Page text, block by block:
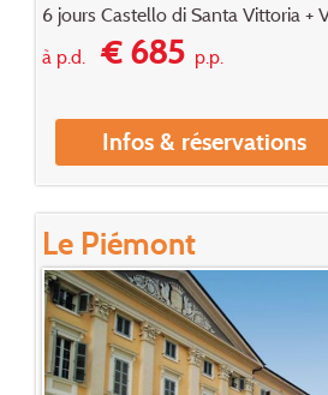
6 jours Castello di Santa Vittoria +
à p.d.€ 685p.p.
Infos & réservations
Le Piémont